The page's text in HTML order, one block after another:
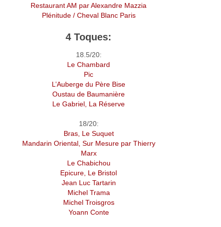
Restaurant AM par Alexandre Mazzia
Plénitude / Cheval Blanc Paris
4 Toques:
18.5/20:
Le Chambard
Pic
L’Auberge du Père Bise
Oustau de Baumanière
Le Gabriel, La Réserve
18/20:
Bras, Le Suquet
Mandarin Oriental, Sur Mesure par Thierry
Marx
Le Chabichou
Epicure, Le Bristol
Jean Luc Tartarin
Michel Trama
Michel Troisgros
Yoann Conte